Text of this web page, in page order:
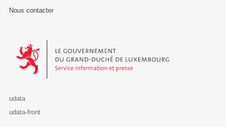
Nous contacter
Le Gouvernement du Grand-Duché de Luxembourg - Service
udata
udata-front